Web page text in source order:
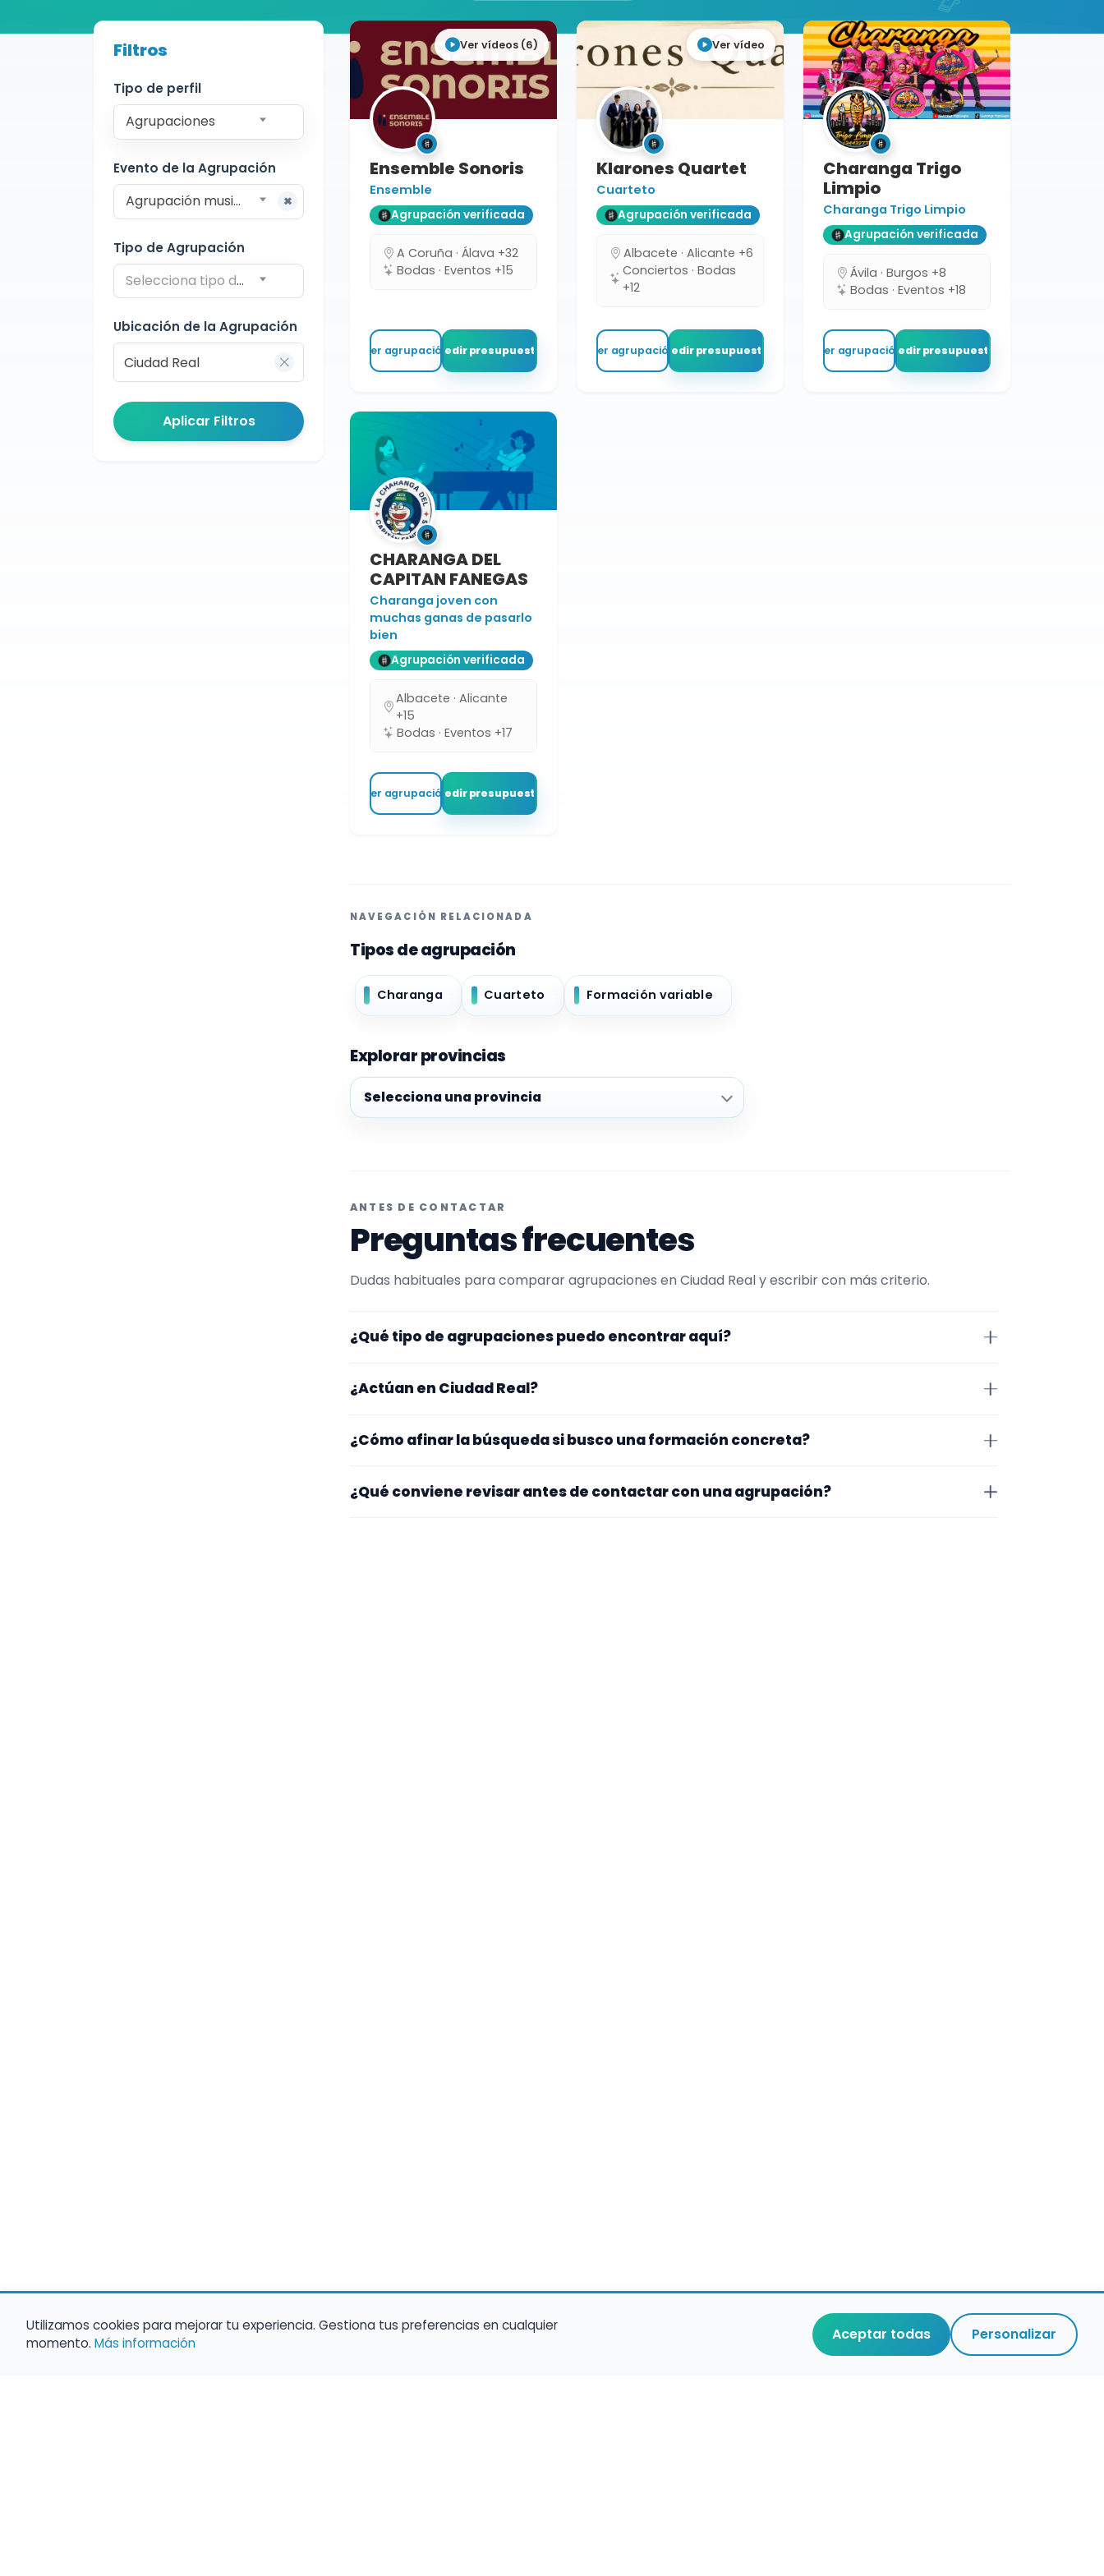
Buscador de músicos
Agrupaciones
Filtros
Tipo de perfil
Agrupaciones
Evento de la Agrupación
Agrupación musical para comuniones
Tipo de Agrupación
Selecciona tipo de agrupación
Ubicación de la Agrupación
Aplicar Filtros
Ver vídeos (6)
Ensemble Sonoris
Ensemble
Agrupación verificada
A Coruña · Álava +32
Bodas · Eventos +15
Ver agrupaciónPedir presupuesto
Ver vídeo
Klarones Quartet
Cuarteto
Agrupación verificada
Albacete · Alicante +6
Conciertos · Bodas
+12
Ver agrupaciónPedir presupuesto
Charanga Trigo
Limpio
Charanga Trigo Limpio
Agrupación verificada
Ávila · Burgos +8
Bodas · Eventos +18
Ver agrupaciónPedir presupuesto
CHARANGA DEL
CAPITAN FANEGAS
Charanga joven con
muchas ganas de pasarlo
bien
Agrupación verificada
Albacete · Alicante
+15
Bodas · Eventos +17
Ver agrupaciónPedir presupuesto
NAVEGACIÓN RELACIONADA
Tipos de agrupación
Charanga Cuarteto Formación variable
Explorar provincias
Explorar provincias
ANTES DE CONTACTAR
Preguntas frecuentes
Dudas habituales para comparar agrupaciones en Ciudad Real y escribir con más criterio.
¿Qué tipo de agrupaciones puedo encontrar aquí?
tamaño de la formación y vídeos antes de decidir.
¿Actúan en Ciudad Real?
zona y otros se desplazan, así que merece la pena confirmar lugar exacto, horarios y
¿Cómo afinar la búsqueda si busco una formación concreta?
tipo de agrupación para quedarte con opciones más cercanas a lo que buscas.
¿Qué conviene revisar antes de contactar con una agrupación?
Utilizamos cookies para mejorar tu experiencia. Gestiona tus preferencias en cualquier
momento. Más información Aceptar todas Personalizar